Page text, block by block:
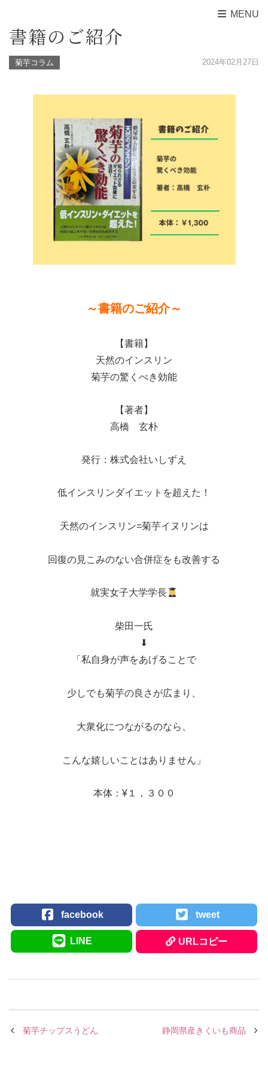
MENU
書籍のご紹介
菊芋コラム 2024年02月27日
～書籍のご紹介～
【書籍】
天然のインスリン
菊芋の驚くべき効能
【著者】
高橋 玄朴
発行：株式会社いしずえ
低インスリンダイエットを超えた！
天然のインスリン=菊芋イヌリンは
回復の見こみのない合併症をも改善する
就実女子大学学長
柴田一氏
⬇︎
「私自身が声をあげることで
少しでも菊芋の良さが広まり、
大衆化につながるのなら、
こんな嬉しいことはありません」
本体：¥１，３００
facebook tweet
LINE URLコピー
菊芋チップスうどん 静岡県産きくいも商品